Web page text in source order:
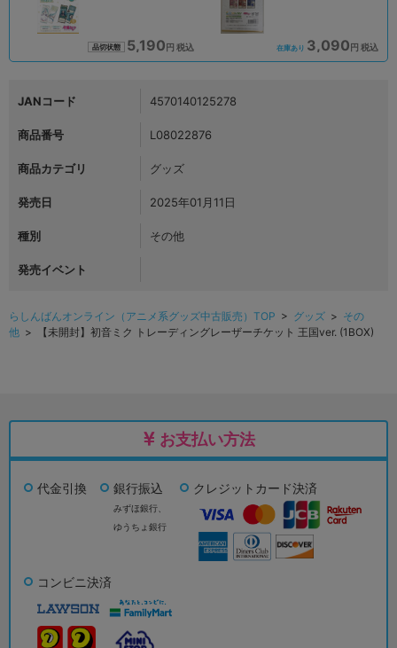
品切状態 5,190 円 税込 在庫あり 3,090 円 税込
JANコード 4570140125278
商品番号 L08022876
商品カテゴリ グッズ
発売日 2025年01月11日
種別 その他
発売イベント
らしんばんオンライン（アニメ系グッズ中古販売）TOP > グッズ > その
他 > 【未開封】初音ミク トレーディングレーザーチケット 王国ver. (1BOX)
お支払い方法
代金引換 銀行振込
みずほ銀行、
ゆうちょ銀行
クレジットカード決済
コンビニ決済